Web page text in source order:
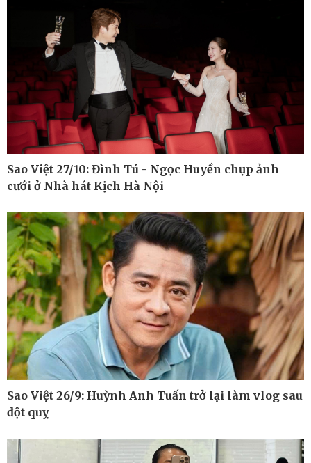
Pháp luật
Vụ án
Tin nóng
Tư vấn luật
Thể thao
Pickleball
Bóng đá quốc tế
Bóng đá Việt Nam
Thế giới thể thao
Lịch thi đấu bóng đá
eSports
Hậu trường
Sao Việt 27/10: Đình Tú - Ngọc Huyền chụp ảnh
cưới ở Nhà hát Kịch Hà Nội
Sao Việt 26/9: Huỳnh Anh Tuấn trở lại làm vlog sau
đột quỵ